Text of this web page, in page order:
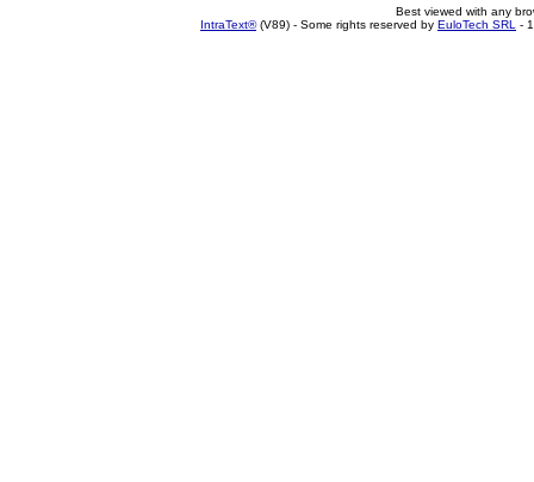
Best viewed with any
IntraText®(V89) - Some rights reserved by EuloTech SRL -